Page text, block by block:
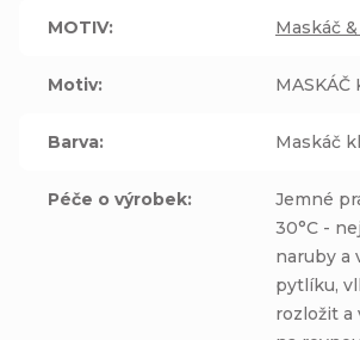
MOTIV: Maskáč
Motiv: MASKÁČ
Barva: Maskáč
Péče o výrobek:
Jemné
30°C -
naruby a
pytlíku,
rozložit a